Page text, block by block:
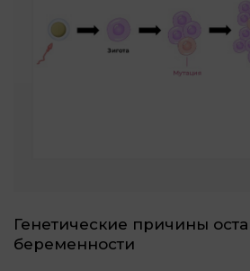
Генетические причины
беременности